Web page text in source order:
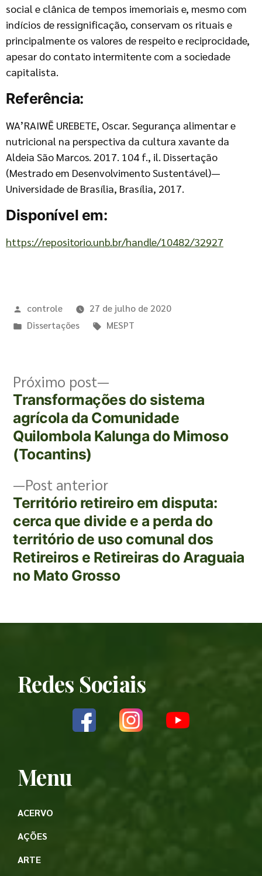
social e clânica de tempos imemoriais e, mesmo com
indícios de ressignificação, conservam os rituais e
principalmente os valores de respeito e reciprocidade,
apesar do contato intermitente com a sociedade
capitalista.
Referência:
WA’RAIWẼ UREBETE, Oscar. Segurança alimentar e
nutricional na perspectiva da cultura xavante da
Aldeia São Marcos. 2017. 104 f., il. Dissertação
(Mestrado em Desenvolvimento Sustentável)—
Universidade de Brasília, Brasília, 2017.
Disponível em:
https://repositorio.unb.br/handle/10482/32927
controle
27 de julho de 2020
Dissertações
MESPT
Post anterior
Território retireiro em disputa:
cerca que divide e a perda do
território de uso comunal dos
Retireiros e Retireiras do Araguaia
no Mato Grosso
Próximo post
Transformações do sistema
agrícola da Comunidade
Quilombola Kalunga do Mimoso
(Tocantins)
Redes Sociais
Menu
ACERVO
AÇÕES
ARTE